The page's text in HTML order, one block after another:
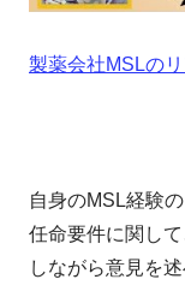
製薬会社MSLの
自身のMSL経験
任命要件に関し
しながら意見を述